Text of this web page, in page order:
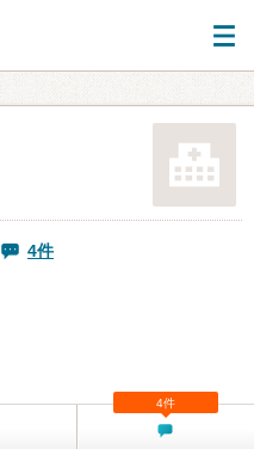
4件
4件